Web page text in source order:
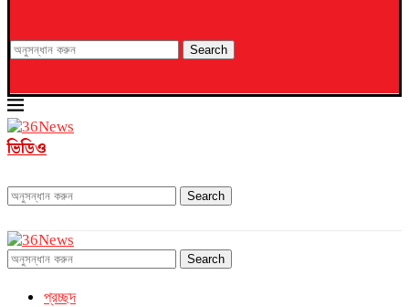
Search
ভিডিও
Search
Search
প্রচ্ছদ